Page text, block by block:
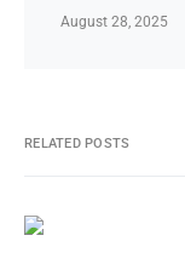
August 28, 2025
RELATED POSTS